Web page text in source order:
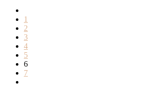
1
2
3
4
5
6
7